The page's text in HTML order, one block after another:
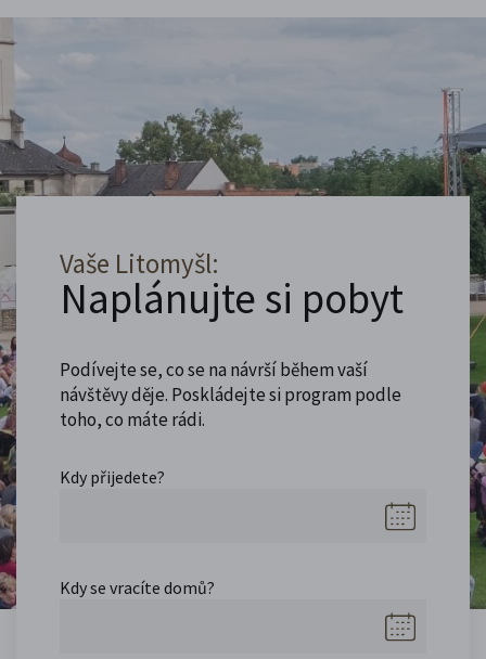
Vaše Litomyšl:
Naplánujte si pobyt
Podívejte se, co se na návrší během vaší
návštěvy děje. Poskládejte si program podle
toho, co máte rádi.
Kdy přijedete?
Kdy se vracíte domů?